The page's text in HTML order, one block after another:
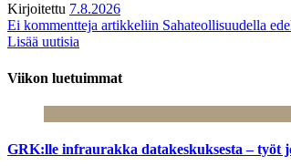
Kirjoitettu 7.8.2026
Ei kommentteja artikkeliin Sahateollisuudella
Lisää uutisia
Viikon luetuimmat
GRK:lle infraurakka datakeskuksesta – työt